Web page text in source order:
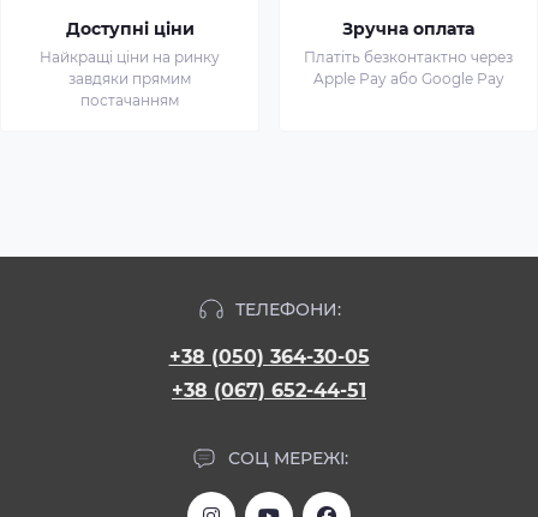
Доступні ціни
Найкращі ціни на ринку
завдяки прямим
постачанням
Зручна оплата
Платіть безконтактно через
Apple Pay або Google Pay
ТЕЛЕФОНИ:
+38 (050) 364-30-05
+38 (067) 652-44-51
СОЦ МЕРЕЖІ: